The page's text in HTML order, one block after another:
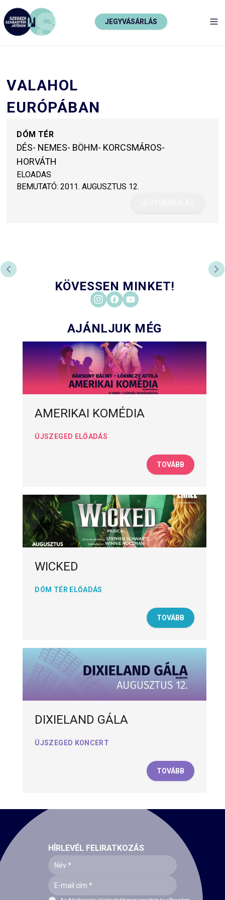
JEGYVÁSÁRLÁS
VALAHOL
EURÓPÁBAN
DÓM TÉR
DÉS- NEMES- BÖHM- KORCSMÁROS-
HORVÁTH
ELOADAS
BEMUTATÓ: 2011. AUGUSZTUS 12.
ELŐZŐ DIA
KÖVESSEN MINKET!
AJÁNLJUK MÉG
AMERIKAI KOMÉDIA
ÚJSZEGED ELŐADÁS
TOVÁBB
WICKED
DÓM TÉR ELŐADÁS
TOVÁBB
DIXIELAND GÁLA
ÚJSZEGED KONCERT
TOVÁBB
HÍRLEVÉL FELIRATKOZÁS